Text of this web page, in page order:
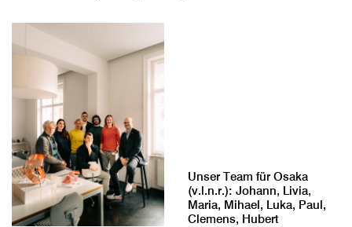
Unser Team für Osaka
(v.l.n.r.): Johann, Livia,
Maria, Mihael, Luka, Paul,
Clemens, Hubert